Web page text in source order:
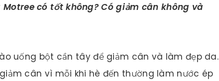
có tốt không? Có giảm cân không và
uống bột cần tây để giảm cân và làm đẹp da.
cân vì mỗi khi hè đến thường làm nước ép